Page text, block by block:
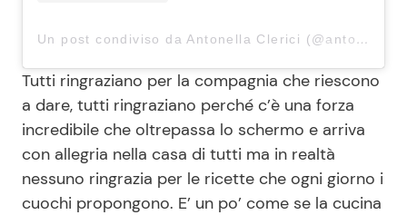
Un post condiviso da Antonella Clerici (@antoclerici)
Tutti ringraziano per la compagnia che riescono
a dare, tutti ringraziano perché c’è una forza
incredibile che oltrepassa lo schermo e arriva
con allegria nella casa di tutti ma in realtà
nessuno ringrazia per le ricette che ogni giorno i
cuochi propongono. E’ un po’ come se la cucina